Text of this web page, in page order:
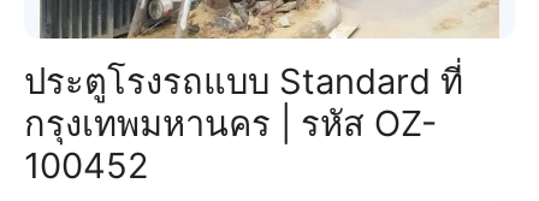
ประตูโรงรถแบบ Standard ที่
กรุงเทพมหานคร | รหัส OZ-
100452